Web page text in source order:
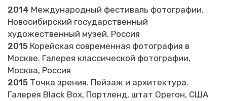
2014 Международный фестиваль фотографии.
Новосибирский государственный
художественный музей, Россия
2015 Корейская современная фотография в
Москве. Галерея классической фотографии,
Москва, Россия
2015 Точка зрения. Пейзаж и архитектура.
Галерея Black Box, Портленд, штат Орегон, США